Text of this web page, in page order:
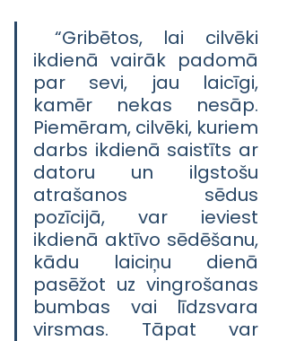
“Gribētos, lai cilvēki
ikdienā vairāk padomā
par sevi, jau laicīgi,
kamēr nekas nesāp.
Piemēram, cilvēki, kuriem
darbs ikdienā saistīts ar
datoru un ilgstošu
atrašanos sēdus
pozīcijā, var ieviest
ikdienā aktīvo sēdēšanu,
kādu laiciņu dienā
pasēžot uz vingrošanas
bumbas vai līdzsvara
virsmas. Tāpat var